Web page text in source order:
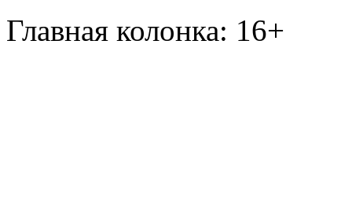
Главная колонка: 16+